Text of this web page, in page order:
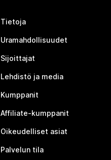
Tietoja
Uramahdollisuudet
Sijoittajat
Lehdistö ja media
Kumppanit
Affiliate-kumppanit
Oikeudelliset asiat
Palvelun tila